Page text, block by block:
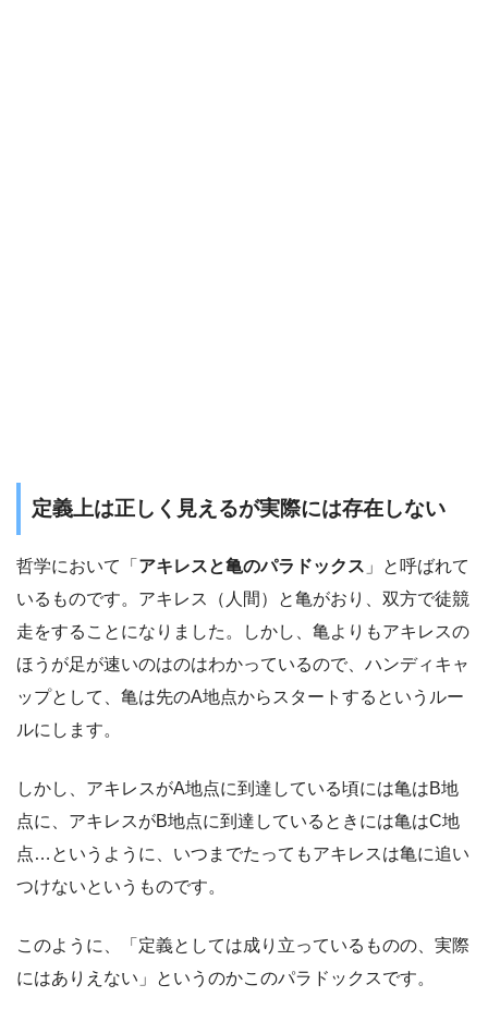
定義上は正しく見えるが実際には存在しない
哲学において「 アキレスと亀のパラドックス 」と呼ばれて
いるものです。アキレス（人間）と亀がおり、双方で徒競
走をすることになりました。しかし、亀よりもアキレスの
ほうが足が速いのはのはわかっているので、ハンディキャ
ップとして、亀は先のA地点からスタートするというルー
ルにします。
しかし、アキレスがA地点に到達している頃には亀はB地
点に、アキレスがB地点に到達しているときには亀はC地
点…というように、いつまでたってもアキレスは亀に追い
つけないというものです。
このように、「定義としては成り立っているものの、実際
にはありえない」というのかこのパラドックスです。